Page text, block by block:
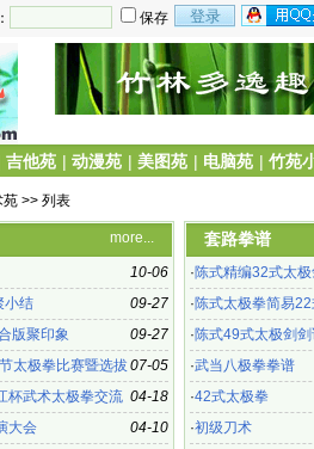
保存
吉他苑 | 动漫苑 | 美图苑 | 电脑苑 | 竹苑
苑 >> 列表
more...
10-06
09-27
小结
09-27
版聚印象
07-05
太极拳比赛暨选拔
04-18
杯武术太极拳交流
04-10
大会
套路拳谱
·陈式精编32式太
·陈式太极拳简易
·陈式49式太极剑
·武当八极拳拳谱
·42式太极拳
·初级刀术